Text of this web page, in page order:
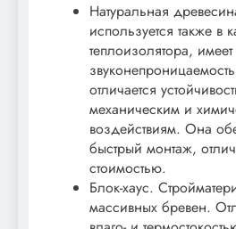
Натуральная
используется также в
теплоизолятора,
отличается
механическим и
воздействиям. Она
быстрый монтаж,
стоимостью.
Блок-хаус.
массивных бревен.